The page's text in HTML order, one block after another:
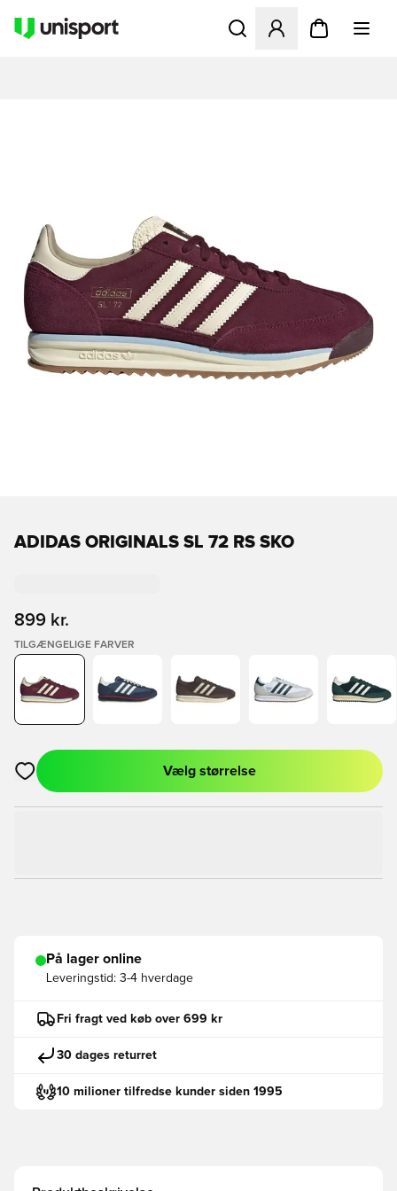
Åbner en Modal til at
ADIDAS ORIGINALS SL 72 RS SKO
899 kr.
TILGÆNGELIGE FARVER
Åbner en Modal til at logge ind eller tilmelde dig som medlem
Vælg størrelse
På lager online
Leveringstid: 3-4 hverdage
Fri fragt ved køb over 699 kr
30 dages returret
10 milioner tilfredse kunder siden 1995